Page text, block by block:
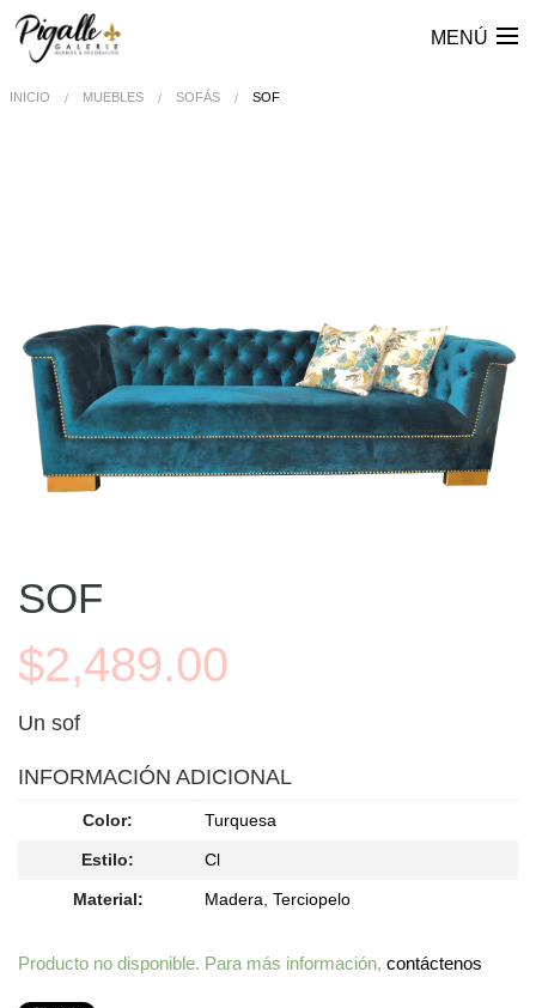
MENÚ
INICIO MUEBLES SOFÁS SOF
SOF
$2,489.00
Un sof
INFORMACIÓN ADICIONAL
Color: Turquesa
Estilo: Cl
Material: Madera Terciopelo
Producto no disponible. Para más información, contáctenos